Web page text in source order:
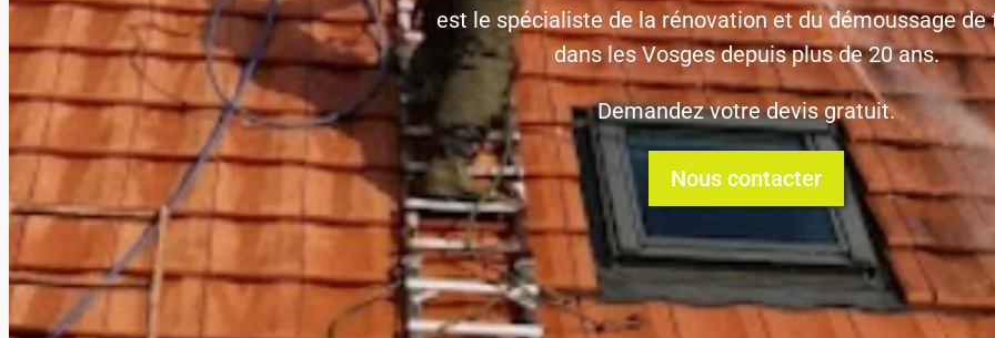
est le spécialiste de la rénovation et du démoussage de
dans les Vosges depuis plus de 20 ans.
Demandez votre devis gratuit.
Nous contacter